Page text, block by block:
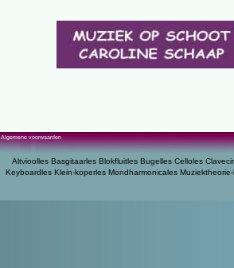
Algemene voorwaarden
Altvioolles Basgitaarles Blokfluitles Bugelles Celloles
Keyboardles Klein-koperles Mondharmonicales